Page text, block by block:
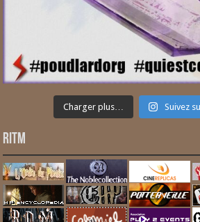
Charger plus… Suivez
RITM